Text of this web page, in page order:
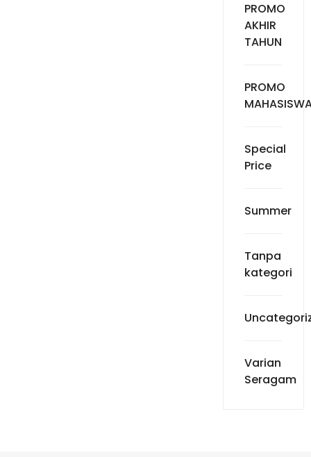
PROMO
AKHIR
TAHUN
PROMO
Special
Price
Summer
Tanpa
kategori
Varian
Seragam